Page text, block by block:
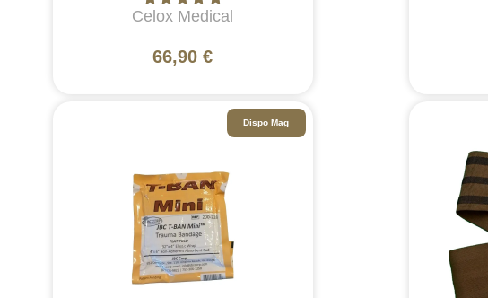
Celox Medical
66,90 €
Dispo Mag